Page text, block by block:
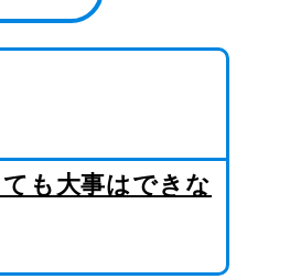
も大事はできな